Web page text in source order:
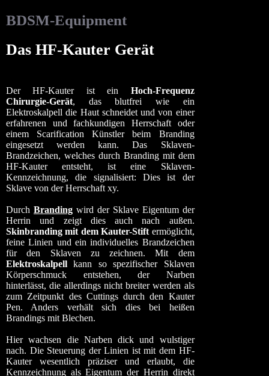
BDSM-Equipment
Das HF-Kauter Gerät
Der HF-Kauter ist ein Hoch-Frequenz
Chirurgie-Gerät, das blutfrei wie ein
Elektroskalpell die Haut schneidet und von einer
erfahrenen und fachkundigen Herrschaft oder
einem Scarification Künstler beim Branding
eingesetzt werden kann. Das Sklaven-
Brandzeichen, welches durch Branding mit dem
HF-Kauter entsteht, ist eine Sklaven-
Kennzeichnung, die signalisiert: Dies ist der
Sklave von der Herrschaft xy.
Durch Brandingwird der Sklave Eigentum der
Herrin und zeigt dies auch nach außen.
Skinbranding mit dem Kauter-Stift ermöglicht,
feine Linien und ein individuelles Brandzeichen
für den Sklaven zu zeichnen. Mit dem
Elektroskalpell kann so spezifischer Sklaven
Körperschmuck entstehen, der Narben
hinterlässt, die allerdings nicht breiter werden als
zum Zeitpunkt des Cuttings durch den Kauter
Pen. Anders verhält sich dies bei heißen
Brandings mit Blechen.
Hier wachsen die Narben dick und wulstiger
nach. Die Steuerung der Linien ist mit dem HF-
Kauter wesentlich präziser und erlaubt, die
Kennzeichnung als Eigentum der Herrin direkt